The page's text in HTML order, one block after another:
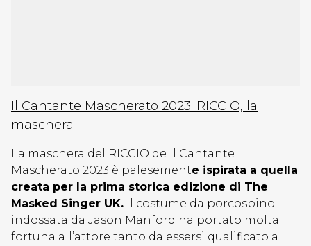
Il Cantante Mascherato 2023: RICCIO, la
maschera
La maschera del RICCIO de Il Cantante
Mascherato 2023 è palesemente ispirata a quella
creata per la prima storica edizione di The
Masked Singer UK. Il costume da porcospino
indossata da Jason Manford ha portato molta
fortuna all’attore tanto da essersi qualificato al